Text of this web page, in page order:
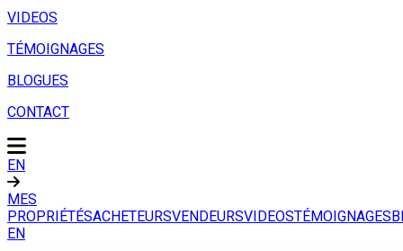
VIDEOS
TÉMOIGNAGES
BLOGUES
CONTACT
EN
MES
PROPRIÉTÉSACHETEURSVENDEURSVIDEOSTÉMOIGNAGES
EN